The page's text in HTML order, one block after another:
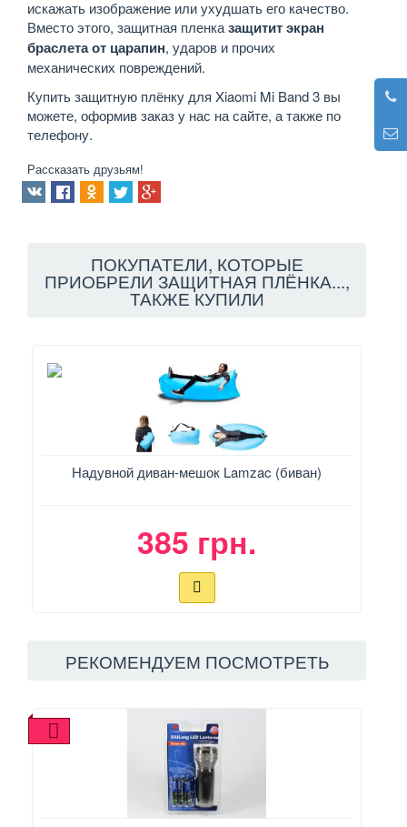
искажать изображение или ухудшать его качество.
Вместо этого, защитная пленказащитит экран
браслета от царапин, ударов и прочих
механических повреждений.
Купить защитную плёнку для Xiaomi Mi Band 3 вы
можете, оформив заказ у нас на сайте, а также по
телефону.
Рассказать друзьям!
ПОКУПАТЕЛИ, КОТОРЫЕ
ПРИОБРЕЛИ ЗАЩИТНАЯ ПЛЁНКА...,
ТАКЖЕ КУПИЛИ
Надувной диван-мешок Lamzac (биван)
385 грн.
РЕКОМЕНДУЕМ ПОСМОТРЕТЬ